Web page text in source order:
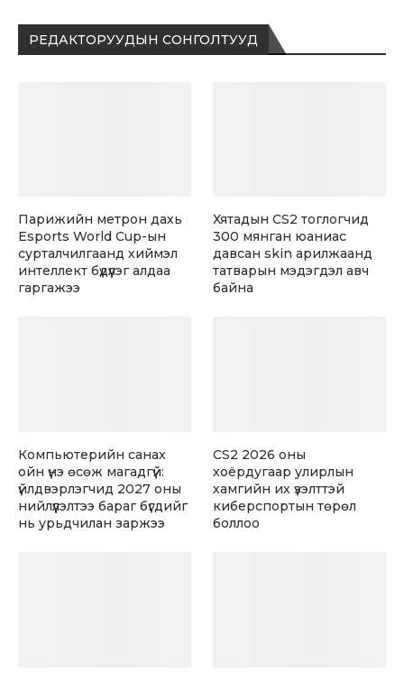
РЕДАКТОРУУДЫН СОНГОЛТУУД
Парижийн метрон дахь
Esports World Cup-ын
сурталчилгаанд хиймэл
интеллект бүдүүлэг алдаа
гаргажээ
Хятадын CS2 тоглогчид
300 мянган юаниас
давсан skin арилжаанд
татварын мэдэгдэл авч
байна
Компьютерийн санах
ойн үнэ өсөж магадгүй:
үйлдвэрлэгчид 2027 оны
нийлүүлэлтээ бараг бүгдийг
нь урьдчилан заржээ
CS2 2026 оны
хоёрдугаар улирлын
хамгийн их үзэлттэй
киберспортын төрөл
боллоо